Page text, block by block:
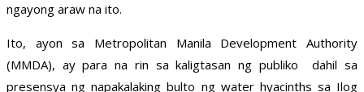
ngayong araw na ito.
Ito, ayon sa Metropolitan Manila Development Authority
(MMDA), ay para na rin sa kaligtasan ng publiko dahil sa
presensya ng napakalaking bulto ng water hyacinths sa Ilog